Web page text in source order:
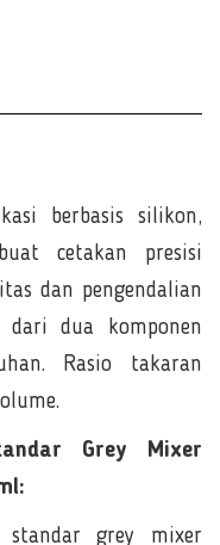
berbasis silikon,
cetakan presisi
dan pengendalian
dari dua komponen
Rasio takaran
Grey Mixer
grey mixer